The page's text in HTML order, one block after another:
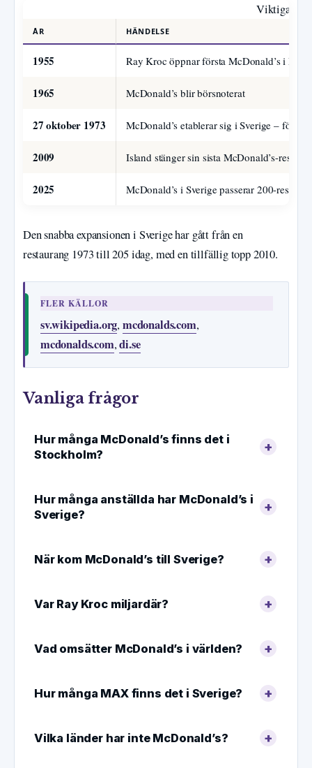
Viktiga
ÅR HÄNDELSE
1955 Ray Kroc öppnar första McDonald’s i Des
1965 McDonald’s blir börsnoterat
27 oktober 1973 McDonald’s etablerar sig i Sverige –
2009 Island stänger sin sista McDonald’s-
2025 McDonald’s i Sverige passerar 200-
Den snabba expansionen i Sverige har gått från en
restaurang 1973 till 205 idag, med en tillfällig topp 2010.
FLER KÄLLOR
sv.wikipedia.org, mcdonalds.com,
mcdonalds.com,di.se
Vanliga frågor
Hur många McDonald’s finns det i
Stockholm?
Hur många anställda har McDonald’s i
Sverige?
När kom McDonald’s till Sverige?
Var Ray Kroc miljardär?
Vad omsätter McDonald’s i världen?
Hur många MAX finns det i Sverige?
Vilka länder har inte McDonald’s?